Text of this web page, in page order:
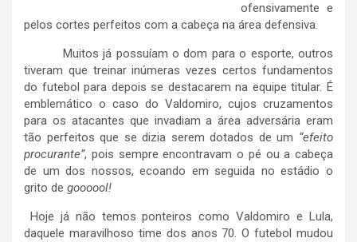
ofensivamente e
pelos cortes perfeitos com a cabeça na área defensiva.
Muitos já possuíam o dom para o esporte, outros
tiveram que treinar inúmeras vezes certos fundamentos
do futebol para depois se destacarem na equipe titular. É
emblemático o caso do Valdomiro, cujos cruzamentos
para os atacantes que invadiam a área adversária eram
tão perfeitos que se dizia serem dotados de um “efeito
procurante”, pois sempre encontravam o pé ou a cabeça
de um dos nossos, ecoando em seguida no estádio o
grito de goooool!
Hoje já não temos ponteiros como Valdomiro e Lula,
daquele maravilhoso time dos anos 70. O futebol mudou